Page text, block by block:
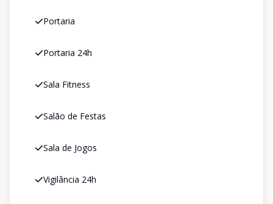
Portaria
Portaria 24h
Sala Fitness
Salão de Festas
Sala de Jogos
Vigilância 24h